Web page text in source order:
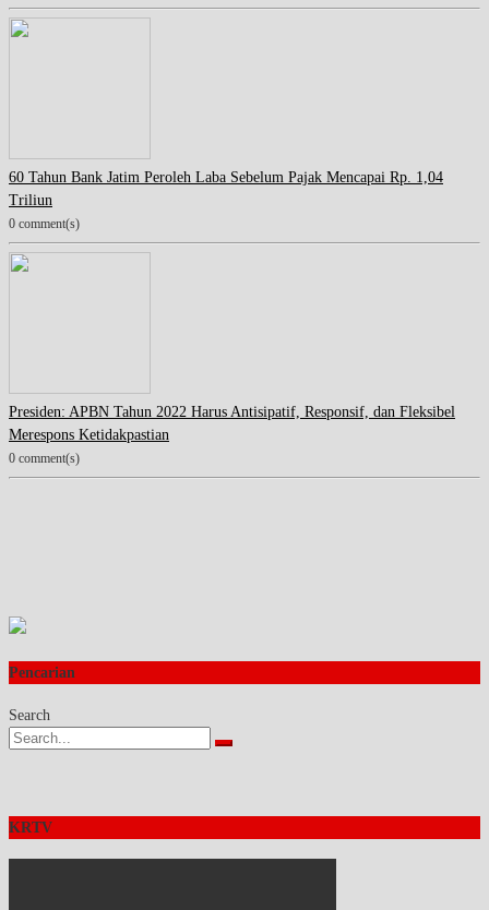
60 Tahun Bank Jatim Peroleh Laba Sebelum Pajak Mencapai Rp. 1,04
Triliun
0 comment(s)
Presiden: APBN Tahun 2022 Harus Antisipatif, Responsif, dan Fleksibel
Merespons Ketidakpastian
0 comment(s)
Pencarian
Search
KRTV